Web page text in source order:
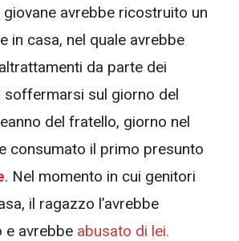
avrebbe ricostruito un
in casa, nel quale avrebbe
da parte dei
soffermarsi sul giorno del
del fratello, giorno nel
consumato il primo presunto
. Nel momento in cui genitori
il ragazzo l’avrebbe
e avrebbe abusato di lei.